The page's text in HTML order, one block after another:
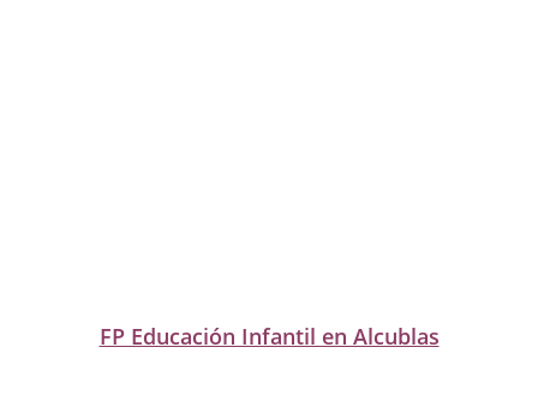
FP Educación Infantil en Alcublas